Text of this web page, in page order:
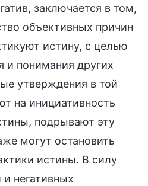
заключается в том,
объективных причин
истину, с целью
и понимания других
утверждения в той
на инициативность
подрывают эту
могут остановить
истины. В силу
негативных